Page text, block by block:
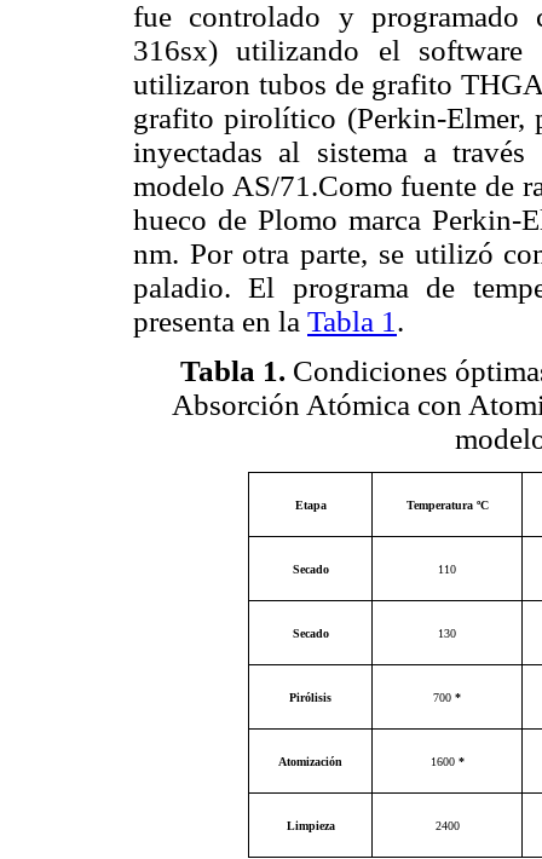
fue controlado y programado
316sx) utilizando el
utilizaron tubos de grafito
grafito pirolítico (Perkin-Elmer,
inyectadas al sistema a
modelo AS/71.Como fuente de
hueco de Plomo marca
nm. Por otra parte, se utilizó
paladio.El programa de
presenta en la Tabla 1 .
Tabla 1. Condiciones
Absorción Atómica con
Etapa Temperatura ºC
Secado 110
Secado 130
Pirólisis 700 *
Atomización 1600 *
Limpieza 2400